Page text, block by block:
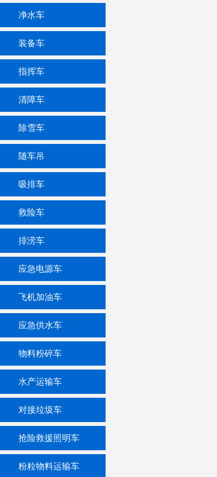
净水车
装备车
指挥车
清障车
除雪车
随车吊
吸排车
救险车
排涝车
应急电源车
飞机加油车
应急供水车
物料粉碎车
水产运输车
对接垃圾车
抢险救援照明车
粉粒物料运输车